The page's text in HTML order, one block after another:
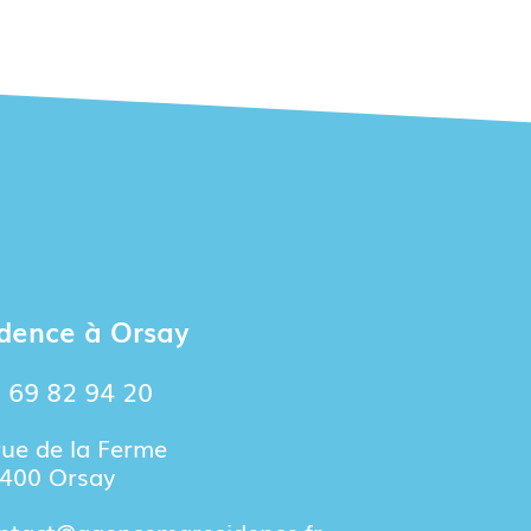
à Orsay
69 82 94 20
de la Ferme
Orsay